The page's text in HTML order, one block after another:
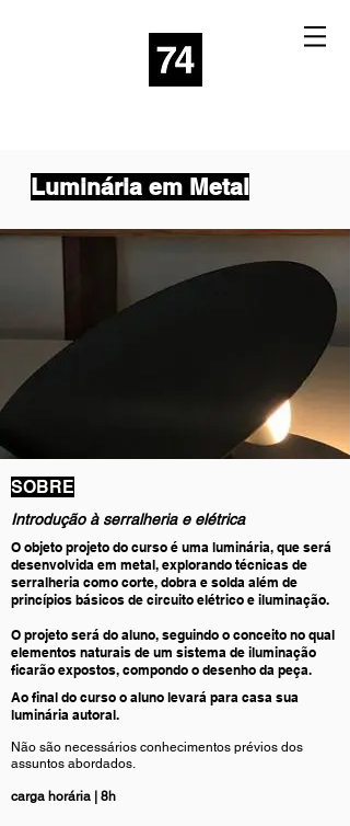
Luminária em Metal
SOBRE
Introdução à serralheria e elétrica
O objeto projeto do curso é uma luminária, que será
desenvolvida em metal, explorando técnicas de
serralheria como corte, dobra e solda além de
princípios básicos de circuito elétrico e iluminação.
O projeto será do aluno, seguindo o conceito no qual
elementos naturais de um sistema de iluminação
ficarão expostos, compondo o desenho da peça.
Ao final do curso o aluno levará para casa sua
luminária autoral.
Não são necessários conhecimentos prévios dos
assuntos abordados.
carga horária | 8h